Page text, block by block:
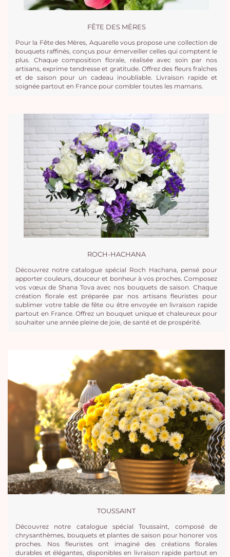
FÊTE DES MÈRES
Pour la Fête des Mères, Aquarelle vous propose une collection de
bouquets raffinés, conçus pour émerveiller celles qui comptent le
plus. Chaque composition florale, réalisée avec soin par nos
artisans, exprime tendresse et gratitude. Offrez des fleurs fraîches
et de saison pour un cadeau inoubliable. Livraison rapide et
soignée partout en France pour combler toutes les mamans.
ROCH-HACHANA
Découvrez notre catalogue spécial Roch Hachana, pensé pour
apporter couleurs, douceur et bonheur à vos proches. Composez
vos vœux de Shana Tova avec nos bouquets de saison. Chaque
création florale est préparée par nos artisans fleuristes pour
sublimer votre table de fête ou être envoyée en livraison rapide
partout en France. Offrez un bouquet unique et chaleureux pour
souhaiter une année pleine de joie, de santé et de prospérité.
TOUSSAINT
Découvrez notre catalogue spécial Toussaint, composé de
chrysanthèmes, bouquets et plantes de saison pour honorer vos
proches. Nos fleuristes ont imaginé des créations florales
durables et élégantes, disponibles en livraison rapide partout en